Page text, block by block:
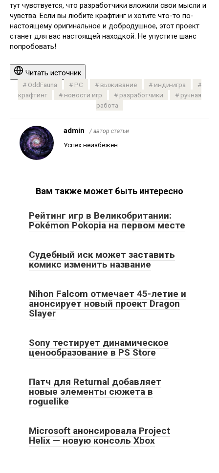
тут чувствуется, что разработчики вложили свои мысли и
чувства. Если вы любите крафтинг и хотите что-то по-
настоящему оригинальное и добродушное, этот проект
станет для вас настоящей находкой. Не упустите шанс
попробовать!
Читать источник
OddFauna PC выживание
инди-игра
крафтинг
новости игр разработчики
ручная
работа
admin / автор статьи
Успех неизбежен.
Вам также может быть интересно
Рейтинг игр в Великобритании:
Pokémon Pokopia на первом месте
Судебный иск может заставить
комикс изменить название
Nihon Falcom отмечает 45-летие и
анонсирует новый проект Dragon
Slayer
Sony тестирует динамическое
ценообразование в PS Store
Патч для Returnal добавляет
новые элементы сюжета в
roguelike
Microsoft анонсировала Project
Helix — новую консоль Xbox